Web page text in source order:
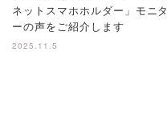
ネットスマホホルダー」モニタ
ーの声をご紹介します
2025.11.5